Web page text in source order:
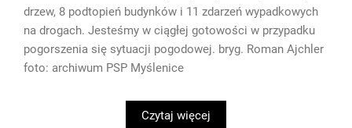
drzew, 8 podtopień budynków i 11 zdarzeń wypadkowych
na drogach. Jesteśmy w ciągłej gotowości w przypadku
pogorszenia się sytuacji pogodowej. bryg. Roman Ajchler
foto: archiwum PSP Myślenice
Czytaj więcej